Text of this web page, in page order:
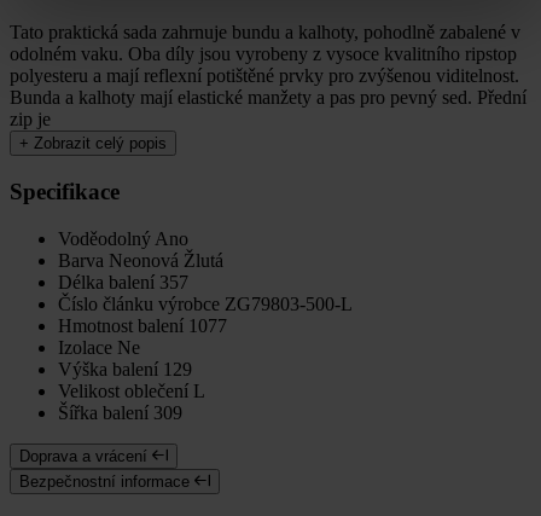
Tato praktická sada zahrnuje bundu a kalhoty, pohodlně zabalené v
odolném vaku. Oba díly jsou vyrobeny z vysoce kvalitního ripstop
polyesteru a mají reflexní potištěné prvky pro zvýšenou viditelnost.
Bunda a kalhoty mají elastické manžety a pas pro pevný sed. Přední
zip je
+ Zobrazit celý popis
Specifikace
Voděodolný Ano
Barva Neonová Žlutá
Délka balení 357
Číslo článku výrobce ZG79803-500-L
Hmotnost balení 1077
Izolace Ne
Výška balení 129
Velikost oblečení L
Šířka balení 309
Doprava a vrácení
Bezpečnostní informace